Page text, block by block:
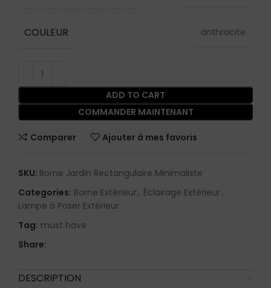
COULEUR anthracite
ADD TO CART
COMMANDER MAINTENANT
Comparer Ajouter à mes favoris
SKU: Borne Jardin Rectangulaire Minimaliste
Categories: Borne Extérieur, Éclairage Extérieur,
Lampe à Poser Extérieur
Tag: must have
Share:
DESCRIPTION